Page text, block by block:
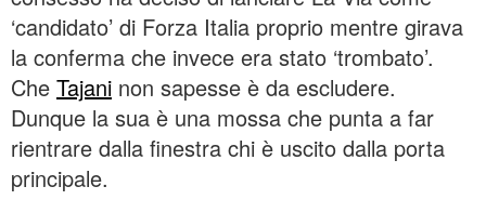
‘candidato’ di Forza Italia proprio mentre girava
la conferma che invece era stato ‘trombato’.
Che Tajani non sapesse è da escludere.
Dunque la sua è una mossa che punta a far
rientrare dalla finestra chi è uscito dalla porta
principale.